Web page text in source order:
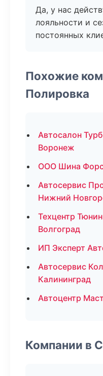
Да, у нас
лояльности и
постоянных
Похожие
Полировка
Автосалон
Воронеж
ООО Шина
Автосервис
Нижний
Техцентр
Волгоград
ИП Эксперт
Автосервис
Калининград
Автоцентр
Компании в